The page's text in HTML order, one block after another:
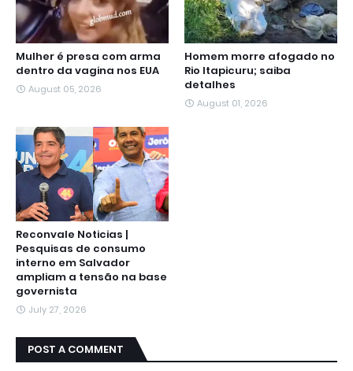
Mulher é presa com arma
dentro da vagina nos EUA
August 05, 2026
Homem morre afogado no
Rio Itapicuru; saiba
detalhes
August 01, 2026
Reconvale Noticias |
Pesquisas de consumo
interno em Salvador
ampliam a tensão na base
governista
July 27, 2026
POST A COMMENT